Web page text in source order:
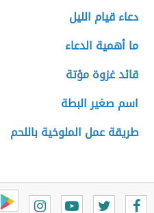
دعاء قيام الليل
ما أهمية الدعاء
قائد غزوة مؤتة
اسم صغير البطة
طريقة عمل الملوخية باللحم